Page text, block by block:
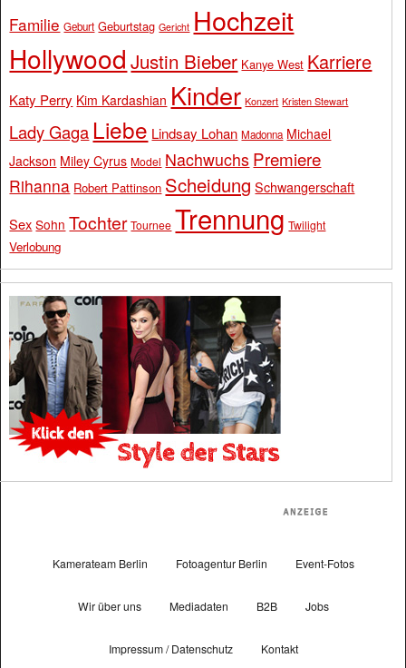
Familie Geburt Geburtstag Gericht Hochzeit
Hollywood Justin Bieber Kanye West Karriere
Katy Perry Kim Kardashian Kinder Konzert Kristen Stewart
Lady Gaga Liebe Lindsay Lohan Madonna Michael
Jackson Miley Cyrus Model Nachwuchs Premiere
Rihanna Robert Pattinson Scheidung Schwangerschaft
Sex Sohn Tochter Tournee Trennung Twilight
Verlobung
Kamerateam Berlin Fotoagentur Berlin Event-Fotos
Wir über uns Mediadaten B2B Jobs
Impressum / Datenschutz Kontakt